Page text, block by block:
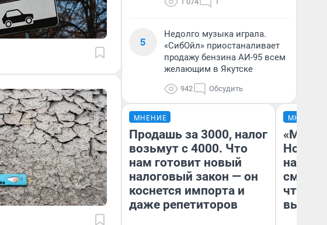
5
Недолго музыка играла.
«СибОйл» приостаналивает
продажу бензина АИ-95 всем
желающим в Якутске
942 Обсудить
МНЕНИЕ
Продашь за 3000, налог
возьмут с 4000. Что
нам готовит новый
налоговый закон — он
коснется импорта и
даже репетиторов
МНЕНИЕ
«Мы
чтобы